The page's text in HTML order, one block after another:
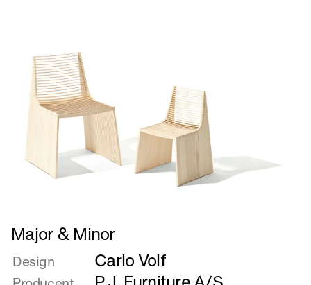
Læs
mere
om
Major
Major & Minor
Design Carlo Volf